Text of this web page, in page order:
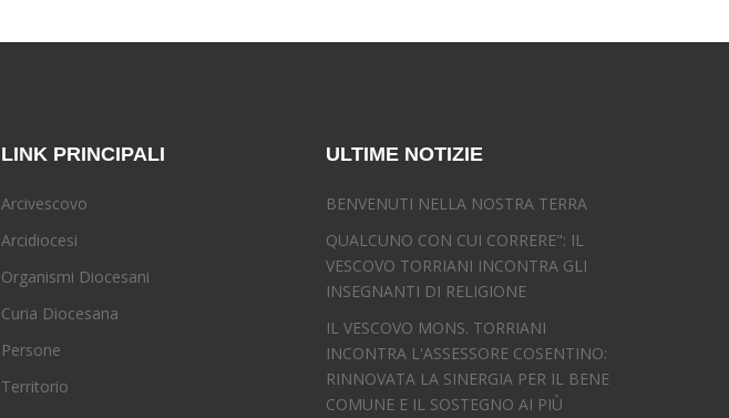
LINK PRINCIPALI
Arcivescovo
Arcidiocesi
Organismi Diocesani
Curia Diocesana
Persone
Territorio
ULTIME NOTIZIE
BENVENUTI NELLA NOSTRA TERRA
QUALCUNO CON CUI CORRERE": IL
VESCOVO TORRIANI INCONTRA GLI
INSEGNANTI DI RELIGIONE
IL VESCOVO MONS. TORRIANI
INCONTRA L'ASSESSORE COSENTINO:
RINNOVATA LA SINERGIA PER IL BENE
COMUNE E IL SOSTEGNO AI PIÙ